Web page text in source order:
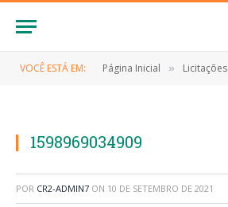
VOCÊ ESTÁ EM: Página Inicial » Licitações
1598969034909
POR CR2-ADMIN7 ON 10 DE SETEMBRO DE 2021